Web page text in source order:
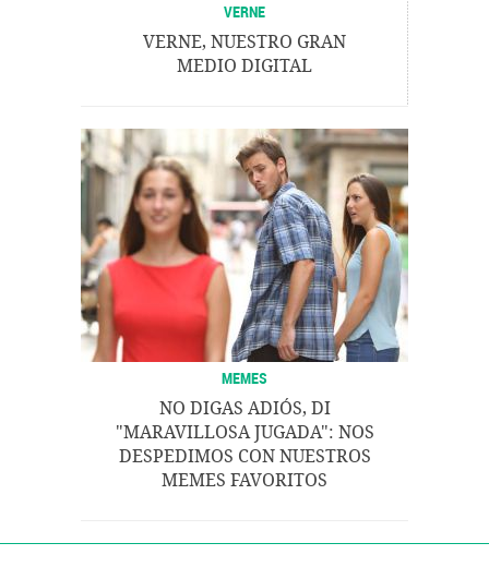
VERNE
VERNE, NUESTRO GRAN
MEDIO DIGITAL
MEMES
NO DIGAS ADIÓS, DI
"MARAVILLOSA JUGADA": NOS
DESPEDIMOS CON NUESTROS
MEMES FAVORITOS